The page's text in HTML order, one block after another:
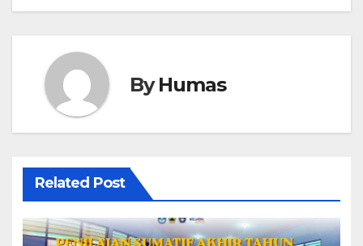
ByHumas
Related Post